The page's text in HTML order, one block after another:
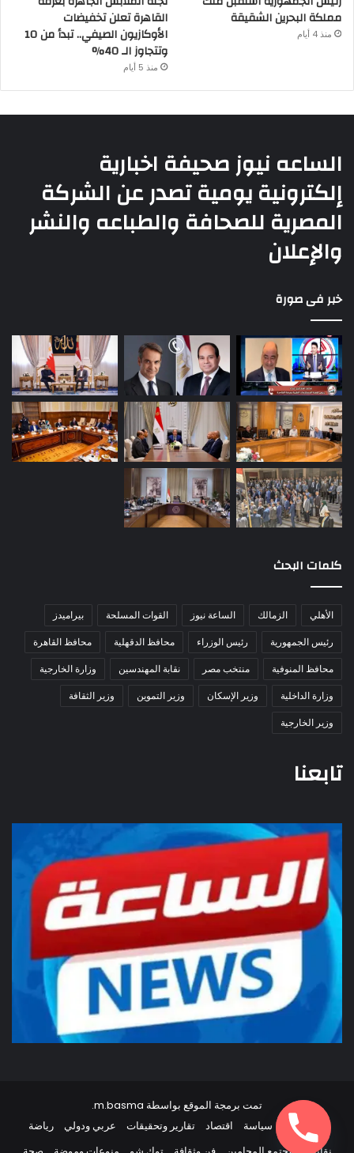
مملكة البحرين الشقيقة
منذ 4 أيام
القاهرة تعلن تخفيضات
الأوكازيون الصيفي.. تبدأ من 10
وتتجاوز الـ 40%
منذ 5 أيام
الساعه نيوز صحيفة اخبارية
إلكترونية يومية تصدر عن الشركة
المصرية للصحافة والطباعه والنشر
والإعلان
خبر فى صورة
كلمات البحث
الأهلي الزمالك الساعة نيوز القوات المسلحة
بيراميدز
رئيس الجمهورية
رئيس الوزراء محافظ الدقهلية
محافظ القاهرة
محافظ المنوفية
منتخب مصر نقابة المهندسين
وزارة الخارجية
وزارة الداخلية
وزير الإسكان وزير التموين
وزير الثقافة
وزير الخارجية
تابعنا
تمت برمجة الموقع بواسطة m.basma
.
أخبار مصر
سياسة اقتصاد تقارير وتحقيقات عربي ودولي
رياضة